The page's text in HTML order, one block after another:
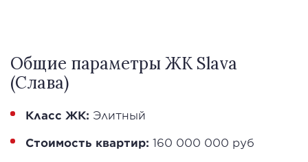
Общие параметры ЖК Slava
(Слава)
Класс ЖК: Элитный
Стоимость квартир: 160 000 000 руб